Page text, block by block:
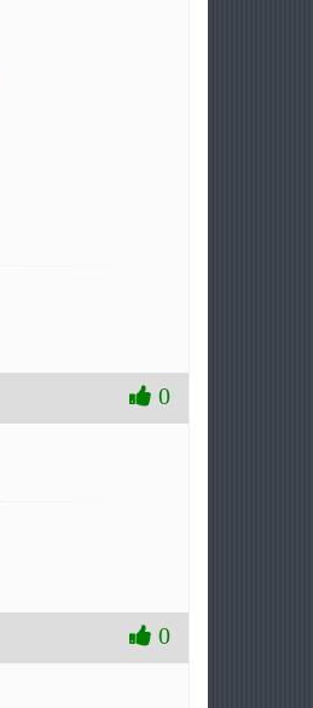
0
0